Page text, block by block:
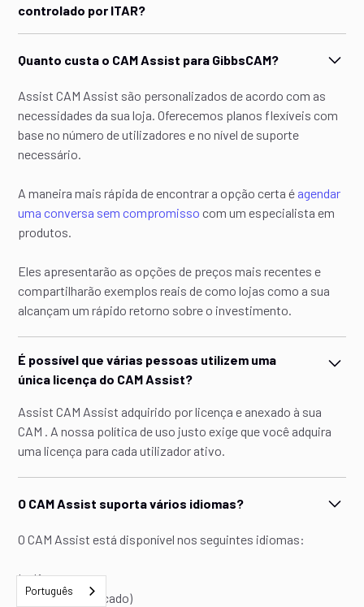
controlado por ITAR?
Assist em um ambiente AWS GovCloud seguro, que possui
armazenamento de dados baseado nos EUA. No entanto, a
conformidade total com o ITAR exige registro junto ao
Departamento de Estado dos EUA e adesão às suas
regulamentações, o que permanece sob a responsabilidade
Quanto custa o CAM Assist para GibbsCAM?
Assist CAM Assist são personalizados de acordo com as
necessidades da sua loja. Oferecemos planos flexíveis com
base no número de utilizadores e no nível de suporte
necessário.
A maneira mais rápida de encontrar a opção certa é agendar
uma conversa sem compromisso com um especialista em
produtos.
Eles apresentarão as opções de preços mais recentes e
compartilharão exemplos reais de como lojas como a sua
alcançam um rápido retorno sobre o investimento.
É possível que várias pessoas utilizem uma
única licença do CAM Assist?
Assist CAM Assist adquirido por licença e anexado à sua
CAM . A nossa política de uso justo exige que você adquira
uma licença para cada utilizador ativo.
O CAM Assist suporta vários idiomas?
O CAM Assist está disponível nos seguintes idiomas:
Inglês
Chinês (Simplificado)
Português